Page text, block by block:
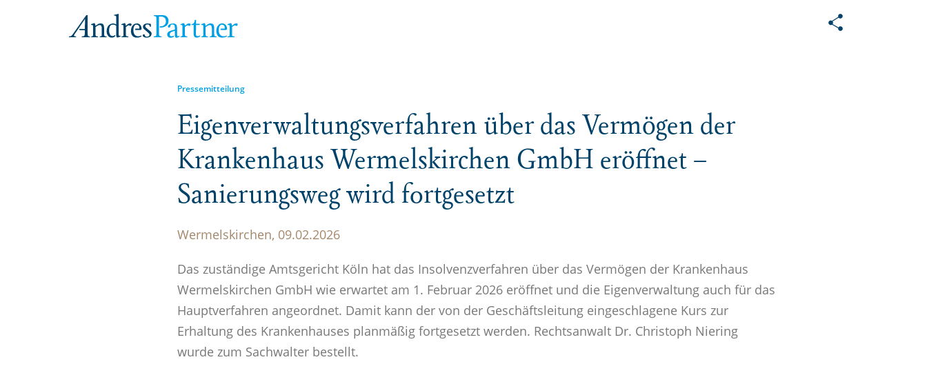
Pressemitteilung
Eigen­ver­wal­tungs­ver­fahren über das Vermögen der
Krankenhaus Wermels­kirchen GmbH eröffnet –
Sanie­rungsweg wird fortge­setzt
Wermelskirchen, 09.02.2026
Das zuständige Amtsgericht Köln hat das Insolvenzverfahren über das Vermögen der Krankenhaus
Wermelskirchen GmbH wie erwartet am 1. Februar 2026 eröffnet und die Eigenverwaltung auch für das
Hauptverfahren angeordnet. Damit kann der von der Geschäftsleitung eingeschlagene Kurs zur
Erhaltung des Krankenhauses planmäßig fortgesetzt werden. Rechtsanwalt Dr. Christoph Niering
wurde zum Sachwalter bestellt.